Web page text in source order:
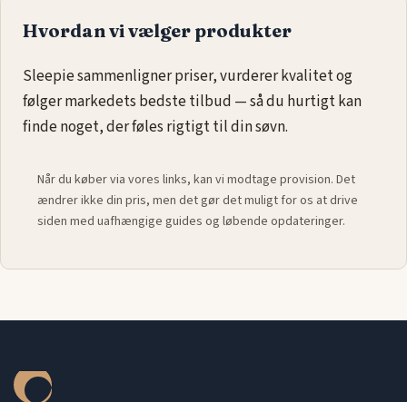
Hvordan vi vælger produkter
Sleepie sammenligner priser, vurderer kvalitet og
følger markedets bedste tilbud — så du hurtigt kan
finde noget, der føles rigtigt til din søvn.
Når du køber via vores links, kan vi modtage provision. Det
ændrer ikke din pris, men det gør det muligt for os at drive
siden med uafhængige guides og løbende opdateringer.